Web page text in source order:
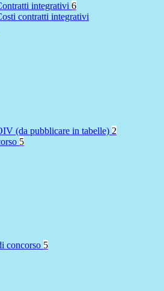
integrativi 6
contratti integrativi
(da pubblicare in tabelle) 2
5
concorso 5